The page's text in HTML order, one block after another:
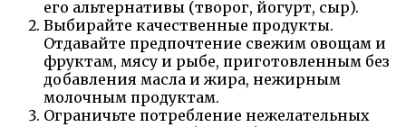
его альтернативы (творог, йогурт, сыр).
Выбирайте качественные продукты.
Отдавайте предпочтение свежим овощам и
фруктам, мясу и рыбе, приготовленным без
добавления масла и жира, нежирным
молочным продуктам.
Ограничьте потребление нежелательных